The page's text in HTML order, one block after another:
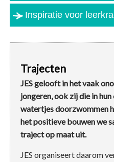
Inspiratie voor
Trajecten
JES gelooft in het vaak
jongeren, ook zij die in
watertjes doorzwommen
het positieve bouwen we
traject op maat uit.
JES organiseert daarom